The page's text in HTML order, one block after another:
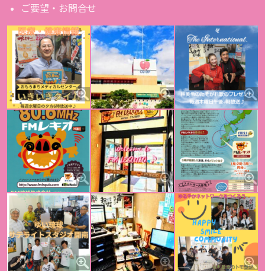
ご要望・お問合せ